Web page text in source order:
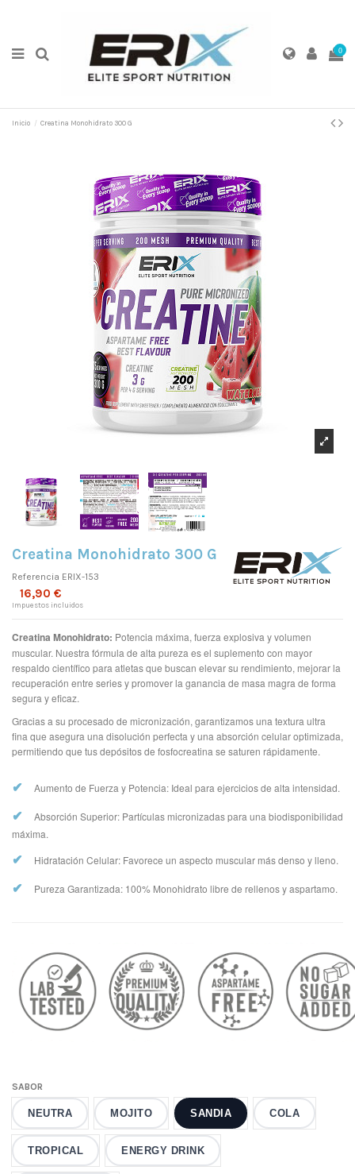
0
Inicio Creatina Monohidrato 300 G
Creatina Monohidrato 300 G
Referencia ERIX-153
16,90 €
Impuestos incluidos
Creatina Monohidrato: Potencia máxima, fuerza explosiva y volumen
muscular. Nuestra fórmula de alta pureza es el suplemento con mayor
respaldo científico para atletas que buscan elevar su rendimiento, mejorar la
recuperación entre series y promover la ganancia de masa magra de forma
segura y eficaz.
Gracias a su procesado de micronización, garantizamos una textura ultra
fina que asegura una disolución perfecta y una absorción celular optimizada,
permitiendo que tus depósitos de fosfocreatina se saturen rápidamente.
✔ Aumento de Fuerza y Potencia: Ideal para ejercicios de alta intensidad.
✔
Absorción Superior: Partículas micronizadas para una biodisponibilidad
máxima.
✔ Hidratación Celular: Favorece un aspecto muscular más denso y lleno.
✔ Pureza Garantizada: 100% Monohidrato libre de rellenos y aspartamo.
SABOR
NEUTRA MOJITO SANDIA COLA
TROPICAL ENERGY DRINK